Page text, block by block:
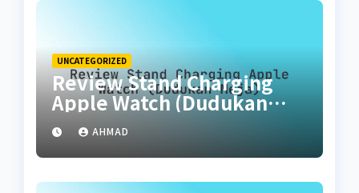
UNCATEGORIZED
Review Stand Charging
Apple Watch (Dudukan
Meja)AHMAD